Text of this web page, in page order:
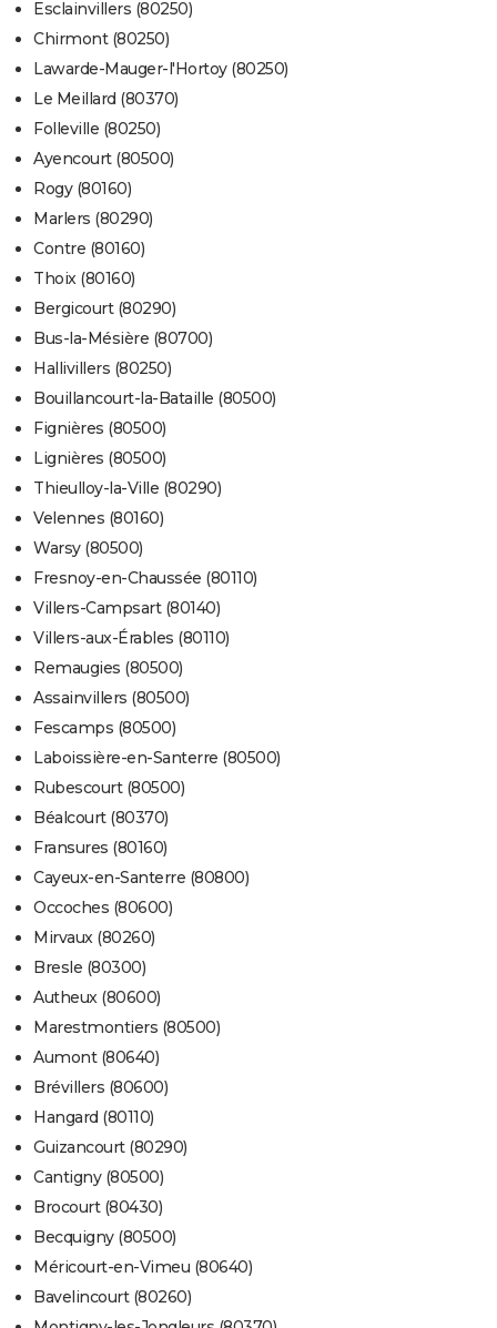
Esclainvillers (80250)
Chirmont (80250)
Lawarde-Mauger-l'Hortoy (80250)
Le Meillard (80370)
Folleville (80250)
Ayencourt (80500)
Rogy (80160)
Marlers (80290)
Contre (80160)
Thoix (80160)
Bergicourt (80290)
Bus-la-Mésière (80700)
Hallivillers (80250)
Bouillancourt-la-Bataille (80500)
Fignières (80500)
Lignières (80500)
Thieulloy-la-Ville (80290)
Velennes (80160)
Warsy (80500)
Fresnoy-en-Chaussée (80110)
Villers-Campsart (80140)
Villers-aux-Érables (80110)
Remaugies (80500)
Assainvillers (80500)
Fescamps (80500)
Laboissière-en-Santerre (80500)
Rubescourt (80500)
Béalcourt (80370)
Fransures (80160)
Cayeux-en-Santerre (80800)
Occoches (80600)
Mirvaux (80260)
Bresle (80300)
Autheux (80600)
Marestmontiers (80500)
Aumont (80640)
Brévillers (80600)
Hangard (80110)
Guizancourt (80290)
Cantigny (80500)
Brocourt (80430)
Becquigny (80500)
Méricourt-en-Vimeu (80640)
Bavelincourt (80260)